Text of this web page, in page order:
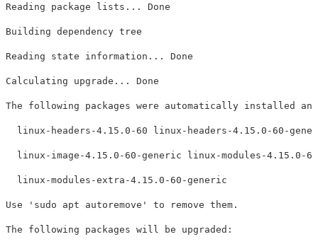
Reading package lists... Done
Building dependency tree
Reading state information... Done
Calculating upgrade... Done
The following packages were automatically installed
linux-headers-4.15.0-60 linux-headers-4.15.0-60-
linux-image-4.15.0-60-generic linux-modules-4.15.0-
  linux-modules-extra-4.15.0-60-generic
Use 'sudo apt autoremove' to remove them.
The following packages will be upgraded: